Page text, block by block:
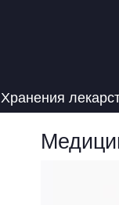
Хранения